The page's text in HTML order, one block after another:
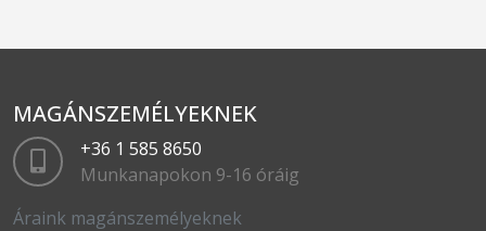
MAGÁNSZEMÉLYEKNEK
+36 1 585 8650
Munkanapokon 9-16 óráig
Áraink magánszemélyeknek